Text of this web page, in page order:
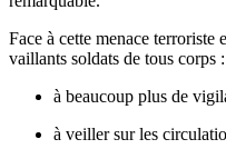
Face à cette menace
vaillants soldats de tous corps :
à beaucoup plus de
à veiller sur les